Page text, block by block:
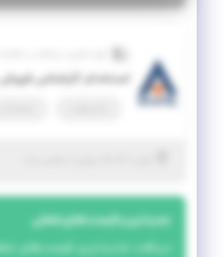
جدیدترین فرصت‌های شغلی
دریافت جدیدترین فرصت‌های